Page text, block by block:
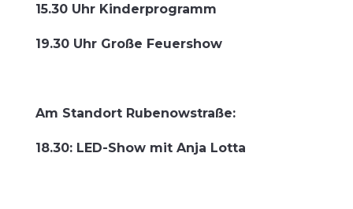
15.30 Uhr Kinderprogramm
19.30 Uhr Gro­ße Feuershow
Am Stand­ort Rubenowstraße:
18.30: LED-Show mit Anja Lotta